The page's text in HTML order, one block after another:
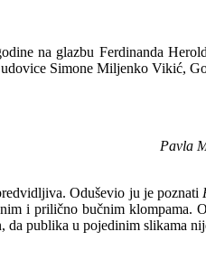
na glazbu Ferdinanda
Simone Miljenko Vikić,
Pavla
Oduševio ju je poznati
i prilično bučnim klompama.
publika u pojedinim slikama